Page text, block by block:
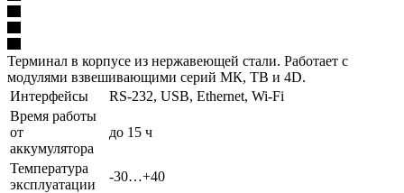
Терминал в корпусе из нержавеющей стали. Работает с
модулями взвешивающими серий МК, ТВ и 4D.
Интерфейсы
RS-232, USB, Ethernet, Wi-Fi
Время работы
от
аккумулятора
до 15 ч
Температура
эксплуатации
-30…+40